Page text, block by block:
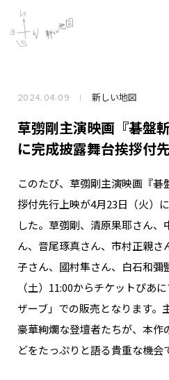
NEWS
SCHEDULE
PROFILE
稲垣 吾郎 草彅 剛 香
DISCOGRAPHY
CHIZUSHOP
NAKAMA入会
2024.04.09 新しい地図
草彅剛主演映画『碁盤
に完成披露舞台挨拶付
このたび、草彅剛主演映画『
拶付先行上映が4月23日（火）
した。草彅剛、清原果耶さん、
ん、音尾琢真さん、市村正親さ
子さん、國村隼さん、白石和彌
（土）11:00からチケットぴあ
ザーブ」での販売となります。
豪華絢爛な登壇者たちが、本
どをたっぷりと語る貴重な機会